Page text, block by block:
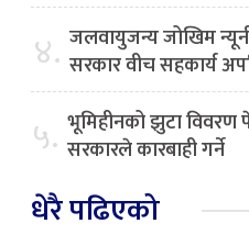
४. जलवायुजन्य जोखिम
सरकार वीच सहकार्य
५. भूमिहीनको झुटा विवरण
सरकारले कारबाही गर्ने
धेरै पढिएको